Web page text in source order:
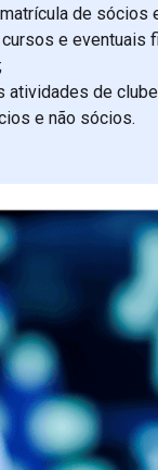
de sócios
cursos e eventuais
atividades de
e não sócios.